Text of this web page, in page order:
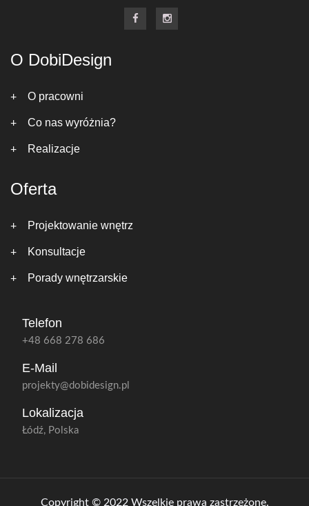
O DobiDesign
O pracowni
Co nas wyróżnia?
Realizacje
Oferta
Projektowanie wnętrz
Konsultacje
Porady wnętrzarskie
Telefon
+48 668 278 686
E-Mail
projekty@dobidesign.pl
Lokalizacja
Łódź, Polska
Copyright © 2022 Wszelkie prawa zastrzeżone.